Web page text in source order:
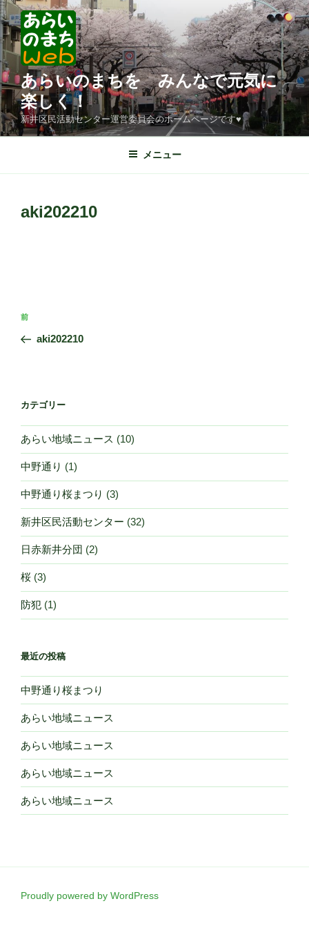
コ
ン
テ
ン
ツ
へ
ス
キ
ッ
あらいのまちを みんなで元気に
楽しく！
新井区民活動センター運営委員会のホームページです♥
メニュー
aki202210
投
ナ
ー
シ
ョ
ン
前
の
前
aki202210
カテゴリー
あらい地域ニュース (10)
中野通り (1)
中野通り桜まつり (3)
新井区民活動センター (32)
日赤新井分団 (2)
桜 (3)
防犯 (1)
最近の投稿
中野通り桜まつり
あらい地域ニュース
あらい地域ニュース
あらい地域ニュース
あらい地域ニュース
Proudly powered by WordPress